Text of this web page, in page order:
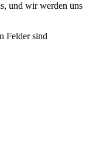
und wir werden uns
Felder sind